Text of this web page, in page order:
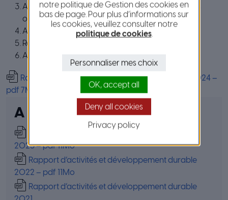
Améliorer la qualité de vie par des infrastructures
optimales
Agir pour la transition écologique
Renforcer l’attractivité économique du territoire
Aménager le territoire durablement
Rapport d’activités et développement durable 2024 –
pdf 7Mo
A consulter
2023 – pdf 11Mo
Rapport d’activités et développement durable
2022 – pdf 11Mo
Rapport d’activités et développement durable
notre politique de Gestion des cookies en
bas de page. Pour plus d’informations sur
les cookies, veuillez consulter notre
politique de cookies.
Personnaliser mes choix
OK, accept all
Deny all cookies
Privacy policy